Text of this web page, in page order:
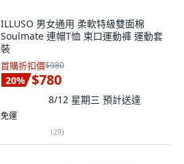
ILLUSO 男女通用 柔軟特級雙面棉
Soulmate 連帽T恤 束口運動褲 運動套
裝
首購折扣價$980
20% $780
8/12 星期三 預計送達
免運
(29)